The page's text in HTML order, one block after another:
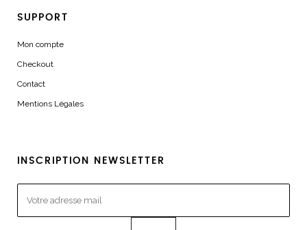
SUPPORT
Mon compte
Checkout
Contact
Mentions Légales
INSCRIPTION NEWSLETTER